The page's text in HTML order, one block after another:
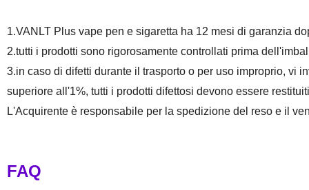
1.VANLT Plus vape pen e sigaretta ha 12 mesi di garanzia
2.tutti i prodotti sono rigorosamente controllati prima
3.in caso di difetti durante il trasporto o per uso improprio, vi
superiore all'1%, tutti i prodotti difettosi devono essere
L'Acquirente è responsabile per la spedizione del reso e il
FAQ